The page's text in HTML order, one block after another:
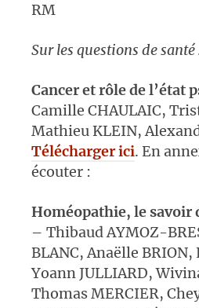
RM
Sur les questions de santé
Cancer et rôle de l’état
Camille CHAULAIC,
Mathieu KLEIN,
Télécharger ici. En
écouter :
Homéopathie, le savoir
– Thibaud AYMOZ-
BLANC, Anaëlle BRION,
Yoann JULLIARD,
Thomas MERCIER,